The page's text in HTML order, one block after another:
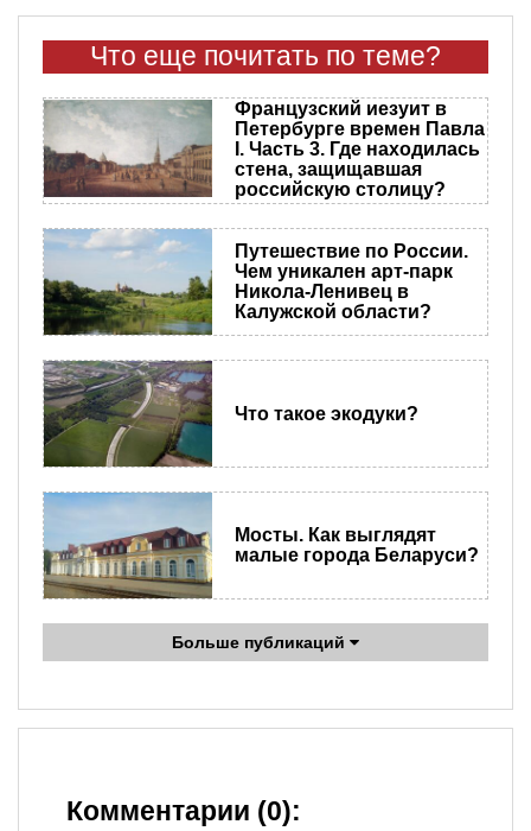
Что еще почитать по теме?
Французский иезуит в
Петербурге времен Павла
I. Часть 3. Где находилась
стена, защищавшая
российскую столицу?
Путешествие по России.
Чем уникален арт-парк
Никола-Ленивец в
Калужской области?
Что такое экодуки?
​Мосты. Как выглядят
малые города Беларуси?
Больше публикаций
Комментарии (0):